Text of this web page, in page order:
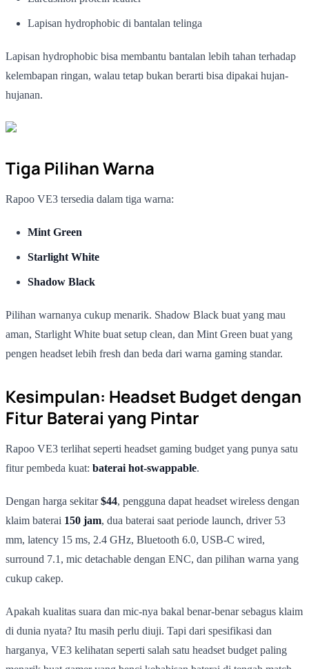
Lapisan hydrophobic di bantalan telinga
Lapisan hydrophobic bisa membantu bantalan lebih tahan terhadap
kelembapan ringan, walau tetap bukan berarti bisa dipakai hujan-
hujanan.
Tiga Pilihan Warna
Rapoo VE3 tersedia dalam tiga warna:
Mint Green
Starlight White
Shadow Black
Pilihan warnanya cukup menarik. Shadow Black buat yang mau
aman, Starlight White buat setup clean, dan Mint Green buat yang
pengen headset lebih fresh dan beda dari warna gaming standar.
Kesimpulan: Headset Budget dengan
Fitur Baterai yang Pintar
Rapoo VE3 terlihat seperti headset gaming budget yang punya satu
fitur pembeda kuat: baterai hot-swappable.
Dengan harga sekitar$44, pengguna dapat headset wireless dengan
klaim baterai 150 jam, dua baterai saat periode launch, driver 53
mm, latency 15 ms, 2.4 GHz, Bluetooth 6.0, USB-C wired,
surround 7.1, mic detachable dengan ENC, dan pilihan warna yang
cukup cakep.
Apakah kualitas suara dan mic-nya bakal benar-benar sebagus klaim
di dunia nyata? Itu masih perlu diuji. Tapi dari spesifikasi dan
harganya, VE3 kelihatan seperti salah satu headset budget paling